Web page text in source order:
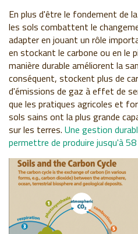
En plus d'être le fondement de
les sols combattent le
adapter en jouant un rôle
en stockant le carbone ou en le
manière durable améliorent la
conséquent, stockent plus de
d'émissions de gaz à effet de
que les pratiques agricoles et
sols sains ont la plus grande
sur les terres. Une gestion
permettre de produire jusqu'à